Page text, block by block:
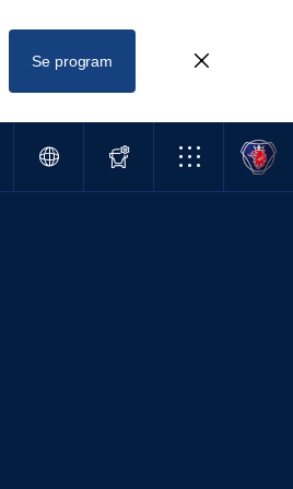
Se program